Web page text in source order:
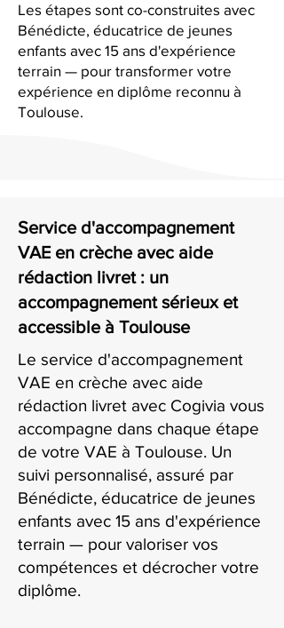
Les étapes sont co-construites avec
Bénédicte, éducatrice de jeunes
enfants avec 15 ans d'expérience
terrain — pour transformer votre
expérience en diplôme reconnu à
Toulouse.
Service d'accompagnement
VAE en crèche avec aide
rédaction livret : un
accompagnement sérieux et
accessible à Toulouse
Le service d'accompagnement
VAE en crèche avec aide
rédaction livret avec Cogivia vous
accompagne dans chaque étape
de votre VAE à Toulouse. Un
suivi personnalisé, assuré par
Bénédicte, éducatrice de jeunes
enfants avec 15 ans d'expérience
terrain — pour valoriser vos
compétences et décrocher votre
diplôme.